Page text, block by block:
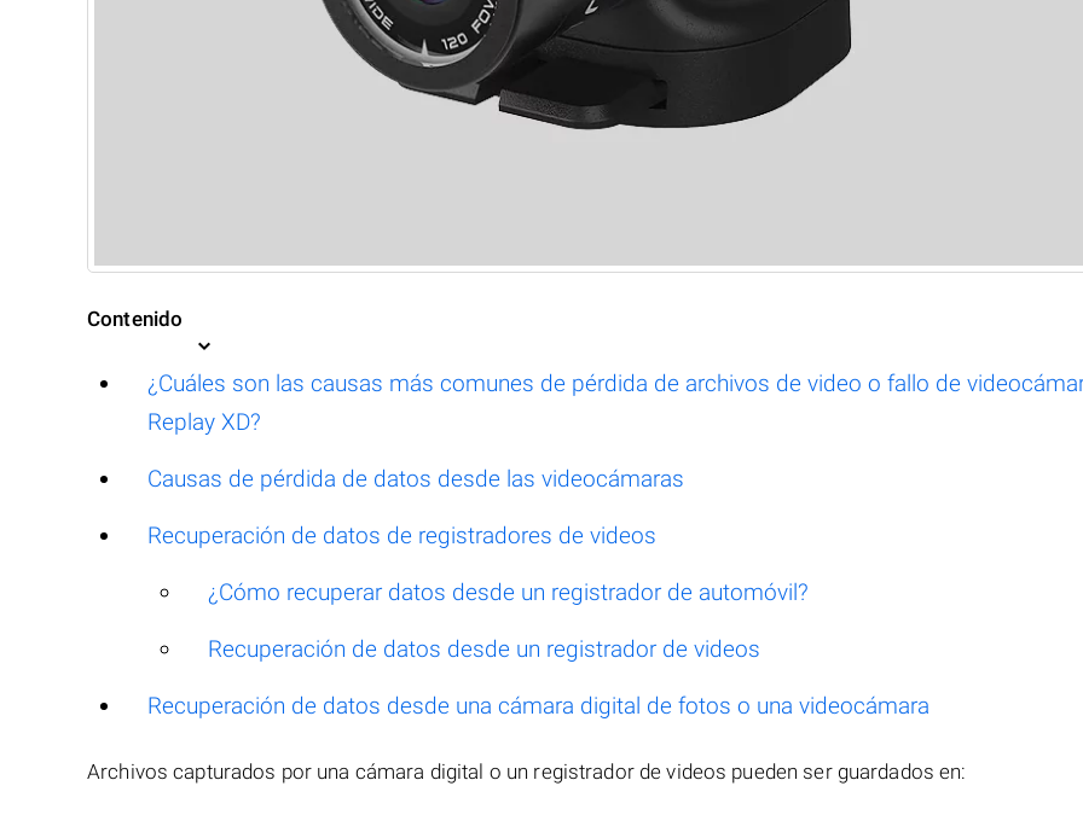
Contenido
¿Cuáles son las causas más comunes de pérdida de archivos de video o fallo de
Replay XD?
Causas de pérdida de datos desde las videocámaras
Recuperación de datos de registradores de videos
¿Cómo recuperar datos desde un registrador de automóvil?
Recuperación de datos desde un registrador de videos
Recuperación de datos desde una cámara digital de fotos o una videocámara
Archivos capturados por una cámara digital o un registrador de videos pueden ser guardados en: